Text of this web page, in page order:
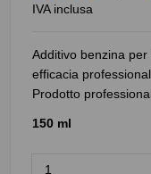
IVA inclusa
Additivo benzina
efficacia
Prodotto
150 ml